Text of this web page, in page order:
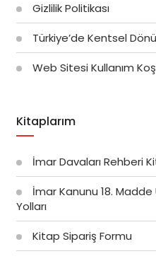
Gizlilik Politikası
Türkiye’de Kentsel
Web Sitesi Kullanım
Kitaplarım
İmar Davaları Rehberi
İmar Kanunu 18.
Yolları
Kitap Sipariş Formu